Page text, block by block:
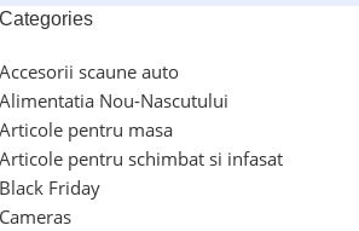
Categories
Accesorii scaune auto
Alimentatia Nou-Nascutului
Articole pentru masa
Articole pentru schimbat si infasat
Black Friday
Cameras